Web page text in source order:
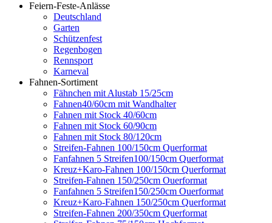
Feiern-Feste-Anlässe
Deutschland
Garten
Schützenfest
Regenbogen
Rennsport
Karneval
Fahnen-Sortiment
Fähnchen mit Alustab 15/25cm
Fahnen40/60cm mit Wandhalter
Fahnen mit Stock 40/60cm
Fahnen mit Stock 60/90cm
Fahnen mit Stock 80/120cm
Streifen-Fahnen 100/150cm Querformat
Fanfahnen 5 Streifen100/150cm Querformat
Kreuz+Karo-Fahnen 100/150cm Querformat
Streifen-Fahnen 150/250cm Ouerformat
Fanfahnen 5 Streifen150/250cm Ouerformat
Kreuz+Karo-Fahnen 150/250cm Querformat
Streifen-Fahnen 200/350cm Querformat